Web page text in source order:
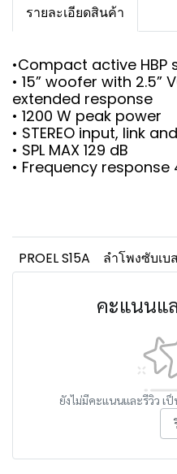
รายละเอียดสินค้า
•Compact active HBP
• 15” woofer with 2.5”
extended response
• 1200 W peak power
• STEREO input, link
• SPL MAX 129 dB
• Frequency response
PROEL S15A ลำโพงซับเบ
คะแนนแ
ยังไม่มีคะแนนและรีวิว เ